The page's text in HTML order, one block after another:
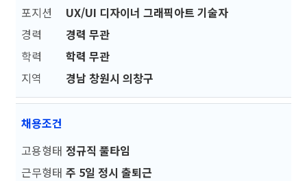
포지션
UX/UI 디자이너 그래픽아트 기술자
경력
경력 무관
학력
학력 무관
지역
경남 창원시 의창구
채용조건
고용형태 정규직 풀타임
근무형태 주 5일 정시 출퇴근